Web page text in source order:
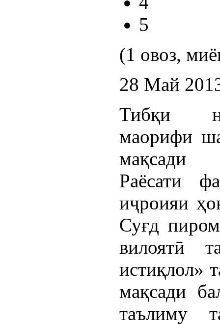
5
(1 овоз,
28 Май
Тибқи
маорифи
мақсади
Раёсати
иҷроияи
Суғд
вилоятӣ
истиқлол»
мақсади
таълиму